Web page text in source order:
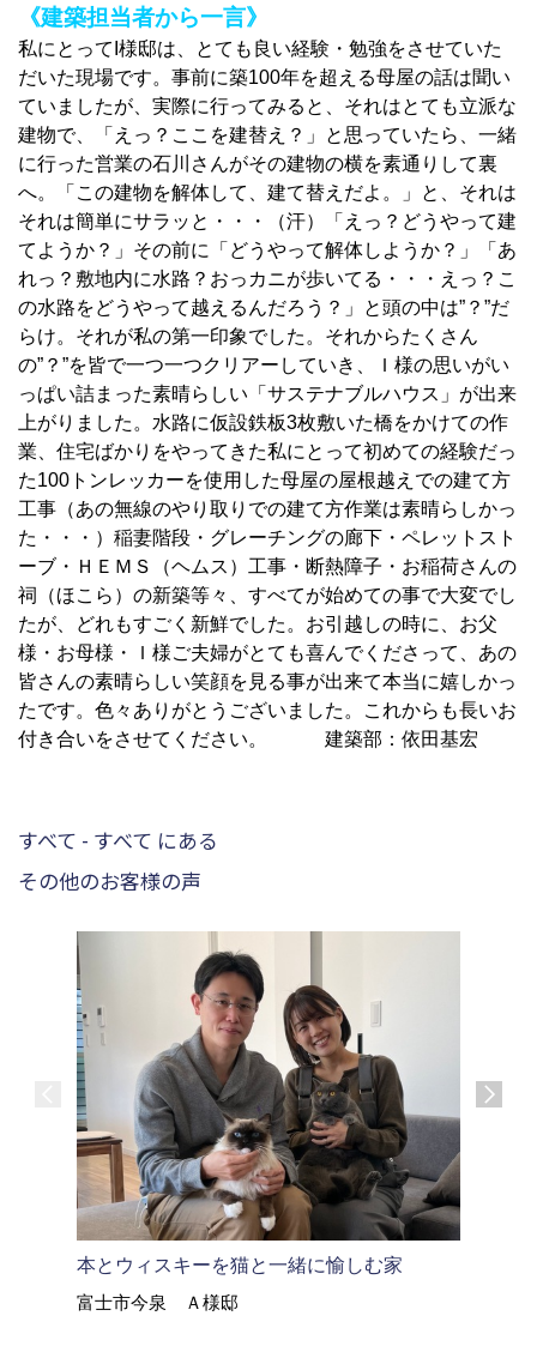
《建築担当者から一言》
私にとってI様邸は、とても良い経験・勉強をさせていた
だいた現場です。事前に築100年を超える母屋の話は聞い
ていましたが、実際に行ってみると、それはとても立派な
建物で、「えっ？ここを建替え？」と思っていたら、一緒
に行った営業の石川さんがその建物の横を素通りして裏
へ。「この建物を解体して、建て替えだよ。」と、それは
それは簡単にサラッと・・・（汗）「えっ？どうやって建
てようか？」その前に「どうやって解体しようか？」「あ
れっ？敷地内に水路？おっカニが歩いてる・・・えっ？こ
の水路をどうやって越えるんだろう？」と頭の中は”？”だ
らけ。それが私の第一印象でした。それからたくさん
の”？”を皆で一つ一つクリアーしていき、Ｉ様の思いがい
っぱい詰まった素晴らしい「サステナブルハウス」が出来
上がりました。水路に仮設鉄板3枚敷いた橋をかけての作
業、住宅ばかりをやってきた私にとって初めての経験だっ
た100トンレッカーを使用した母屋の屋根越えでの建て方
工事（あの無線のやり取りでの建て方作業は素晴らしかっ
た・・・）稲妻階段・グレーチングの廊下・ペレットスト
ーブ・ＨＥＭＳ（ヘムス）工事・断熱障子・お稲荷さんの
祠（ほこら）の新築等々、すべてが始めての事で大変でし
たが、どれもすごく新鮮でした。お引越しの時に、お父
様・お母様・Ｉ様ご夫婦がとても喜んでくださって、あの
皆さんの素晴らしい笑顔を見る事が出来て本当に嬉しかっ
たです。色々ありがとうございました。これからも長いお
付き合いをさせてください。 建築部：依田基宏
すべて - すべて にある
その他のお客様の声
本とウィスキーを猫と一緒に愉しむ家
富士市今泉 Ａ様邸